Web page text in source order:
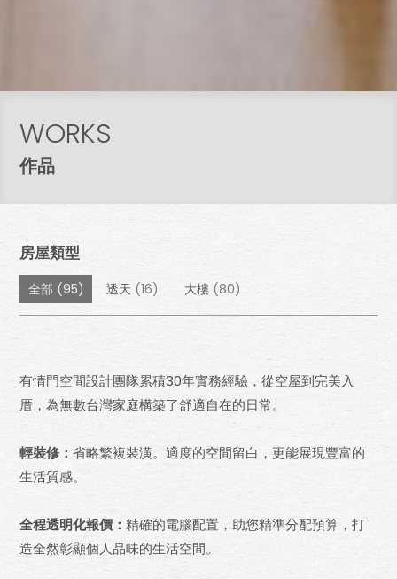
WORKS
作品
房屋類型
全部 (95) 透天 (16) 大樓 (80)
有情門空間設計團隊累積30年實務經驗，從空屋到完美入
厝，為無數台灣家庭構築了舒適自在的日常。
輕裝修：省略繁複裝潢。適度的空間留白，更能展現豐富的
生活質感。
全程透明化報價：精確的電腦配置，助您精準分配預算，打
造全然彰顯個人品味的生活空間。